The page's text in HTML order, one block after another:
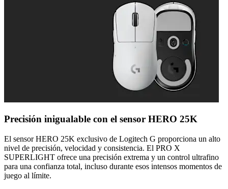
Precisión inigualable con el sensor HERO 25K
El sensor HERO 25K exclusivo de Logitech G proporciona un alto
nivel de precisión, velocidad y consistencia. El PRO X
SUPERLIGHT ofrece una precisión extrema y un control ultrafino
para una confianza total, incluso durante esos intensos momentos de
juego al límite.